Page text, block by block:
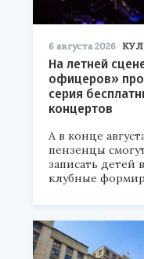
6 августа 2026
На летней
офицеров»
серия
концертов
А в конце
пензенцы
записать детей в
клубные